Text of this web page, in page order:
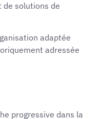
de solutions de
adaptée
adressée
progressive dans la